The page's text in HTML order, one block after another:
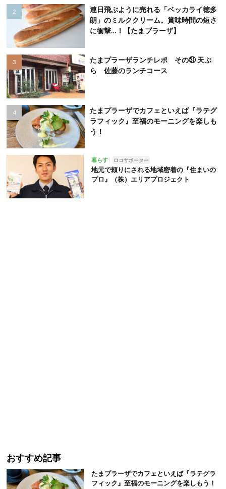
連日飛ぶように売れる「ベッカライ徳多
朗」のミルククリーム。賞味時間の短さ
に衝撃…！【たまプラーザ】
たまプラーザランチレポ その㉛ 天ぷ
ら 佐藤のランチコース
たまプラーザでカフェといえば『ラテグ
ラフィック』至福のモーニングを楽しも
う！
暮らす ロコサポーター
地元で頼りにされる地域密着の『住まいの
プロ』（株）エリアプロジェクト
おすすめ記事
たまプラーザでカフェといえば『ラテグラ
フィック』至福のモーニングを楽しもう！